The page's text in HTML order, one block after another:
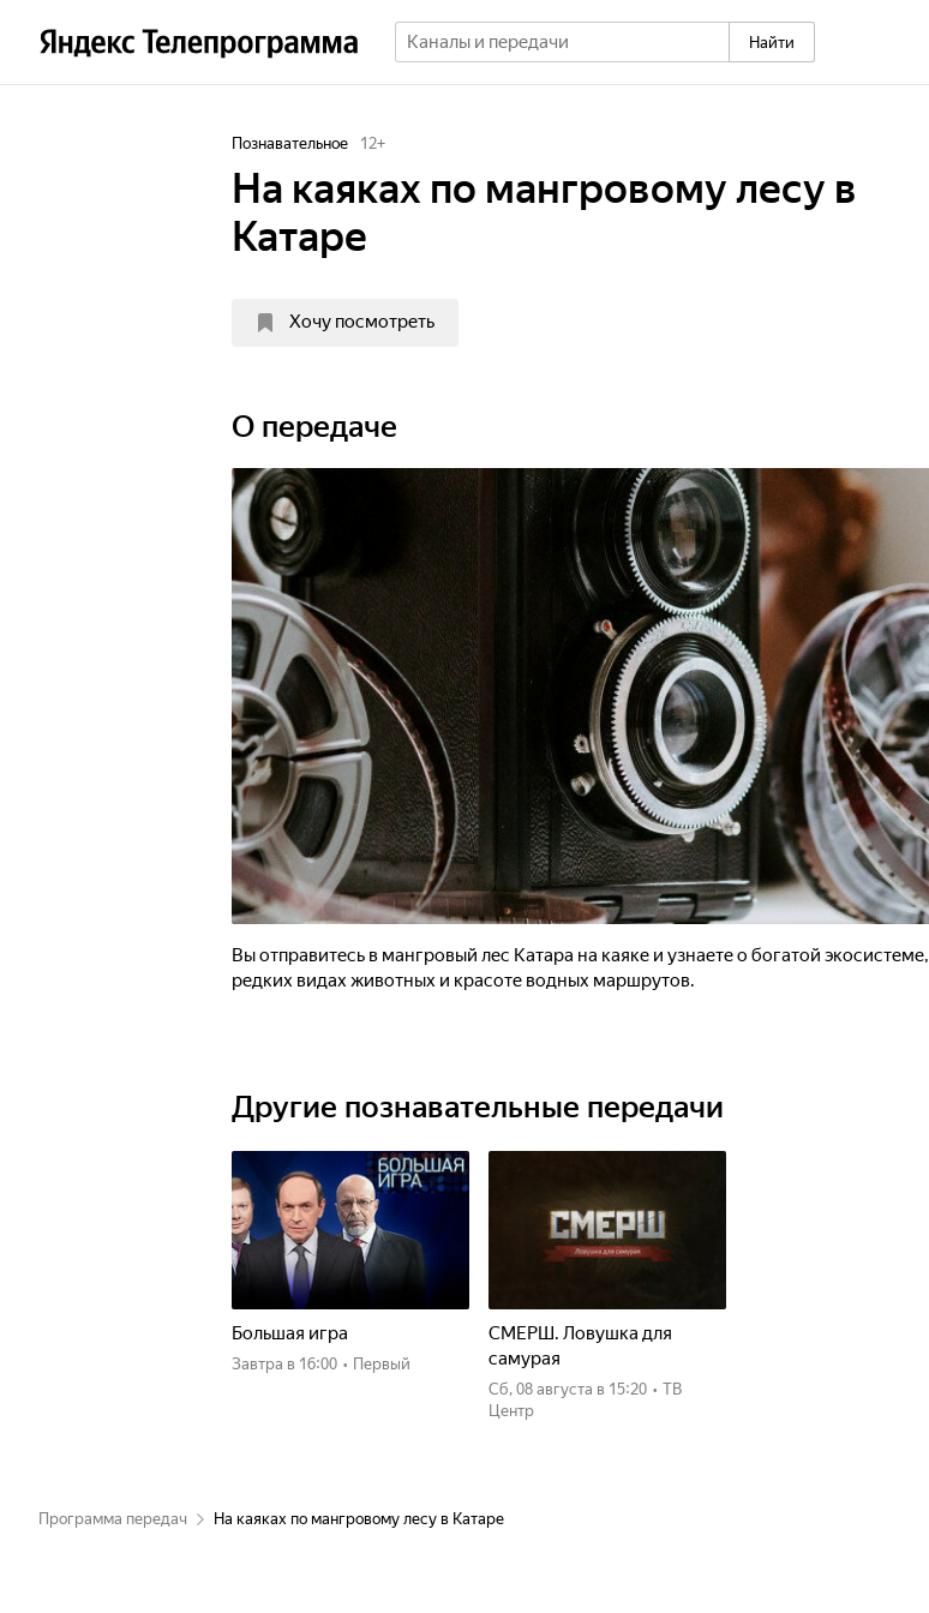
Найти
Познавательное 12+
На каяках по мангровому лесу в
Катаре
Хочу посмотреть
О передаче
Вы отправитесь в мангровый лес Катара на каяке и узнаете о богатой экосистеме,
редких видах животных и красоте водных маршрутов.
Другие познавательные передачи
Большая игра
Завтра в 16:00 • Первый
СМЕРШ. Ловушка для
самурая
сб, 08 августа в 15:20 • ТВ
Центр
Программа передач На каяках по мангровому лесу в Катаре